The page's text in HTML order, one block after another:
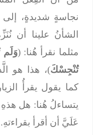
نجاسةٍ شديدةٍ، إلى
الشأنُ علينا أن
مثلما نقرأ هُنا: ( وَلَم
تُنْجِسْكَ)، هذا هو
كما يقول يقرأُ
يتساءلُ هُنا: هل هذهِ
عَلَيَّ أن أقرأ بقراءتهِ.